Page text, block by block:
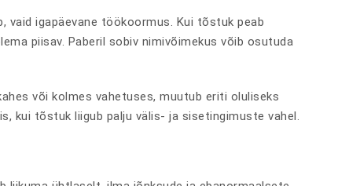
vaid igapäevane töökoormus. Kui tõstuk peab
piisav. Paberil sobiv nimivõimekus võib osutuda
või kolmes vahetuses, muutub eriti oluliseks
kui tõstuk liigub palju välis- ja sisetingimuste vahel.